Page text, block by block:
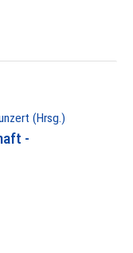
(Hrsg.)
-